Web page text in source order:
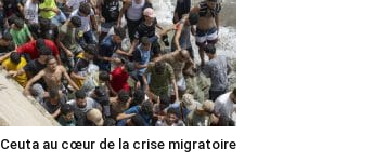
Ceuta au cœur de la crise migratoire